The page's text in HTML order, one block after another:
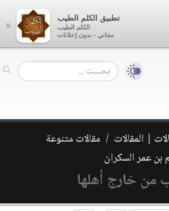
| المقالات
مقالات متنوعة
بن عمر السكران
من خارج أهلها
×
تطبيق الكلم الطيب
الكلم الطيب
مجاني - بدون إعلانات